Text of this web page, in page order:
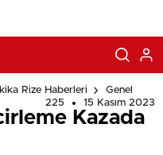
Rize Haberleri
Genel
225
15 Kasım 2023
Kazada